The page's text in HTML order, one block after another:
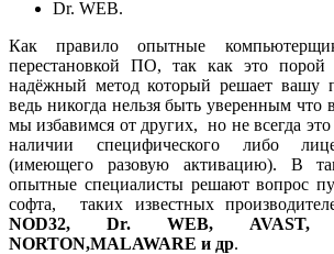
Dr. WEB.
Как правило опытные
перестановкой ПО, так как это
надёжный метод который решает вашу
ведь никогда нельзя быть уверенным что
мы избавимся от других, но не всегда
наличии специфического либо
(имеющего разовую активацию). В
опытные специалисты решают вопрос
софта, таких известных
NOD32, Dr. WEB, AVAST,
NORTON,MALAWARE и др.